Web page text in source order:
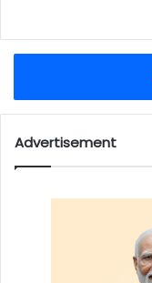
Advertisement